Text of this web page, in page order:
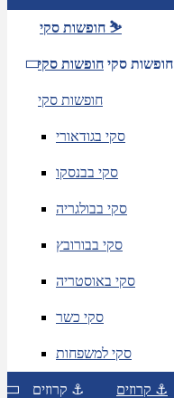
חופשות סקי ⛷️
חופשות סקי חופשות סקי
חופשות סקי
סקי בגודאורי
סקי בבנסקו
סקי בבולגריה
סקי בבורובץ
סקי באוסטריה
סקי כשר
סקי למשפחות
קרוזים ⚓ קרוזים ⚓